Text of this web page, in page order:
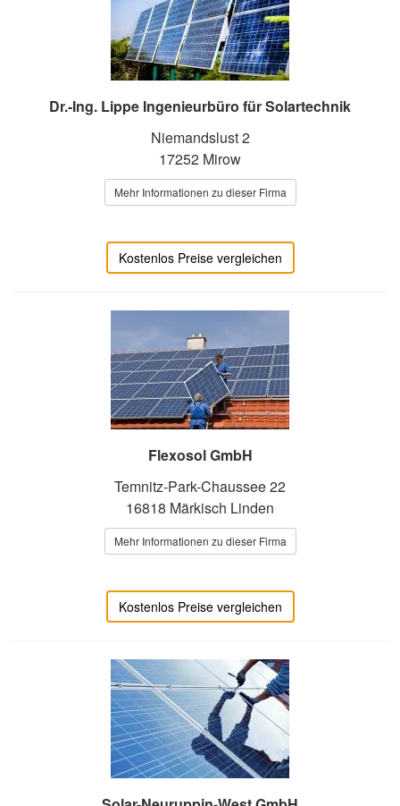
Dr.-Ing. Lippe Ingenieurbüro für Solartechnik
Niemandslust 2
17252 Mirow
Mehr Informationen zu dieser Firma
Kostenlos Preise vergleichen
Flexosol GmbH
Temnitz-Park-Chaussee 22
16818 Märkisch Linden
Mehr Informationen zu dieser Firma
Kostenlos Preise vergleichen